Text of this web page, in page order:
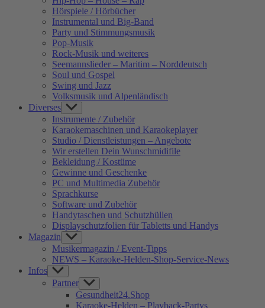
Hörspiele / Hörbücher
Instrumental und Big-Band
Party und Stimmungsmusik
Pop-Musik
Rock-Musik und weiteres
Seemannslieder – Maritim – Norddeutsch
Soul und Gospel
Swing und Jazz
Volksmusik und Alpenländisch
Diverses Show
sub
menu
Instrumente / Zubehör
Karaokemaschinen und Karaokeplayer
Studio / Dienstleistungen – Angebote
Wir erstellen Dein Wunschmidifile
Bekleidung / Kostüme
Gewinne und Geschenke
PC und Multimedia Zubehör
Sprachkurse
Software und Zubehör
Handytaschen und Schutzhüllen
Displayschutzfolien für Tabletts und Handys
Magazin Show
sub
menu
Musikermagazin / Event-Tipps
NEWS – Karaoke-Helden-Shop-Service-News
Infos Show
sub
menu
Partner Show
sub
menu
Gesundheit24.Shop
Karaoke-Helden – Playback-Partys